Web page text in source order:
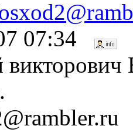
07:34